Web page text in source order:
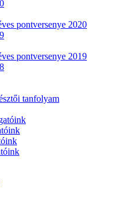
pontversenye 2020
pontversenye 2019
tanfolyam